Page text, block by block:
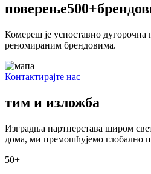
поверење500+
Комереш је успоставио дугорочна
реномираним брендовима.
Контактирајте нас
тим и изложба
Изградња партнерстава широм
дома, ми премошћујемо глобално
50+